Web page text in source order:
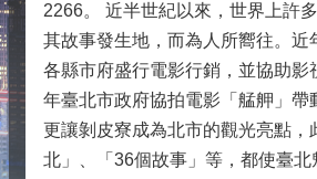
2266。 近半世紀以來，世界上許
其故事發生地，而為人所嚮往。近
各縣市府盛行電影行銷，並協助影
年臺北市政府協拍電影「艋舺」帶
更讓剝皮寮成為北市的觀光亮點，
北」、「36個故事」等，都使臺北